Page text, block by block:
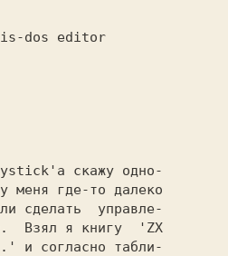
меня где-то далеко
сделать  управле-
Взял я книгу  'ZX
и согласно табли-